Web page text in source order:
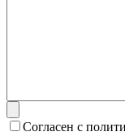
Согласен с